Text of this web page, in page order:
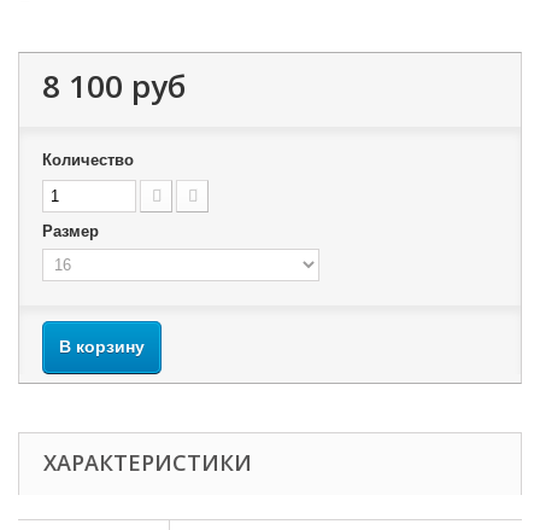
8 100 руб
Количество
Размер
В корзину
ХАРАКТЕРИСТИКИ